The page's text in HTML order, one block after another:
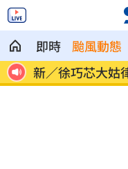
即時 颱風動態
通
馬德共諜同夥…
共